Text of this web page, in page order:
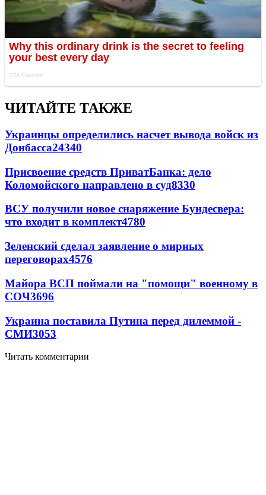
ЧИТАЙТЕ ТАКЖЕ
Украинцы определились насчет вывода войск из
Донбасса24340
Присвоение средств ПриватБанка: дело
Коломойского направлено в суд8330
ВСУ получили новое снаряжение Бундесвера:
что входит в комплект4780
Зеленский сделал заявление о мирных
переговорах4576
Майора ВСП поймали на "помощи" военному в
СОЧ3696
Украина поставила Путина перед дилеммой -
СМИ3053
Читать комментарии